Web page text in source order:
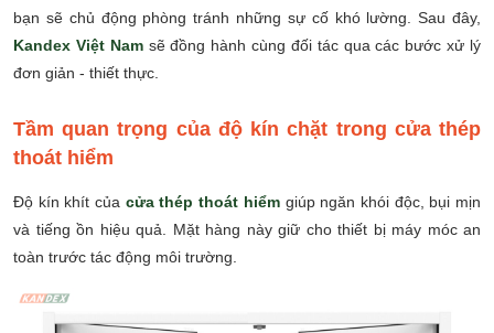
bạn sẽ chủ động phòng tránh những sự cố khó lường. Sau đây,
Kandex Việt Namsẽ đồng hành cùng đối tác qua các bước xử lý
đơn giản - thiết thực.
Tầm quan trọng của độ kín chặt trong cửa thép
thoát hiểm
Độ kín khít của cửa thép thoát hiểmgiúp ngăn khói độc, bụi mịn
và tiếng ồn hiệu quả. Mặt hàng này giữ cho thiết bị máy móc an
toàn trước tác động môi trường.